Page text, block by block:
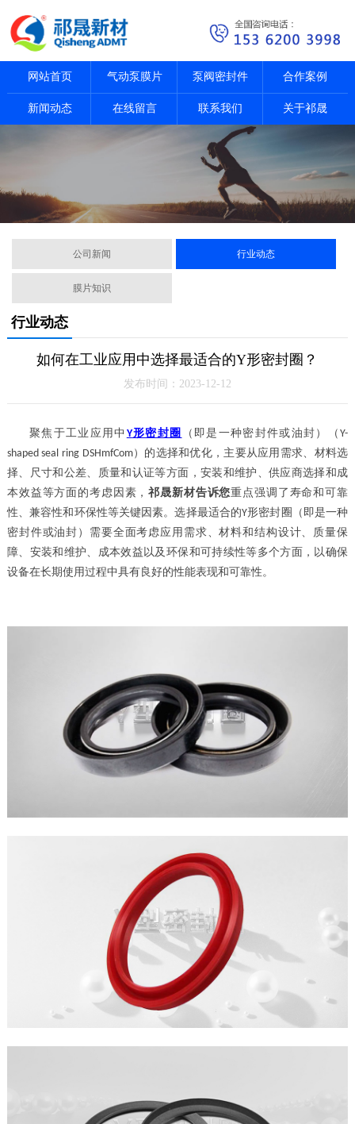
网站首页 气动泵膜片 泵阀密封件 合作案例
新闻动态 在线留言 联系我们 关于祁晟
公司新闻 行业动态
膜片知识
行业动态
如何在工业应用中选择最适合的Y形密封圈？
发布时间：2023-12-12
聚焦于工业应用中 Y形密封圈 （即是一种密封件或油封） （Y-
shaped seal ring DSHmfCom） 的选择和优化 ， 主要从应用需求、材料选
择、尺寸和公差、质量和认证等方面 ， 安装和维护、供应商选择和成
本效益等方面的考虑因素 ，祁晟新材告诉您重点强调了寿命和可靠
性、兼容性和环保性等关键因素。选择最适合的Y形密封圈（即是一种
密封件或油封） 需要全面考虑应用需求、材料和结构设计、质量保
障、安装和维护、成本效益以及环保和可持续性等多个方面，以确保
设备在长期使用过程中具有良好的性能表现和可靠性。